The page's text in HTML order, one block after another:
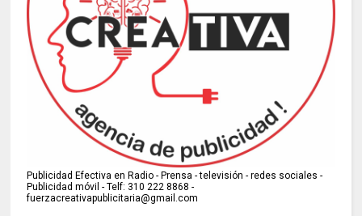
Publicidad Efectiva en Radio - Prensa - televisión - redes sociales -
Publicidad móvil - Telf: 310 222 8868 -
fuerzacreativapublicitaria@gmail.com